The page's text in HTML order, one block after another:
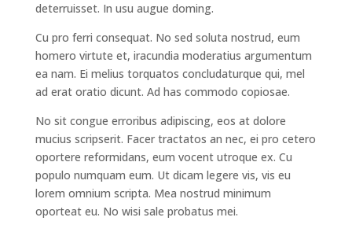
deterruisset. In usu augue doming.
Cu pro ferri consequat. No sed soluta nostrud, eum
homero virtute et, iracundia moderatius argumentum
ea nam. Ei melius torquatos concludaturque qui, mel
ad erat oratio dicunt. Ad has commodo copiosae.
No sit congue erroribus adipiscing, eos at dolore
mucius scripserit. Facer tractatos an nec, ei pro cetero
oportere reformidans, eum vocent utroque ex. Cu
populo numquam eum. Ut dicam legere vis, vis eu
lorem omnium scripta. Mea nostrud minimum
oporteat eu. No wisi sale probatus mei.